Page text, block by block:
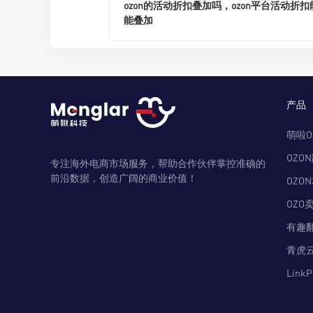
ozon的活动折扣叠加吗，ozon平台活动折扣
能叠加
专注海外电商市场服务，帮助合作伙伴掌控准确的
前沿数据，创造广阔的商业价值！
产品
萌啦
OZO
有趣
青虎